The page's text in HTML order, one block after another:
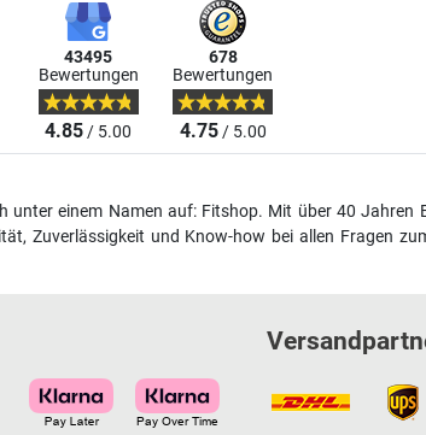
43495
Bewertungen
4.85/ 5.00
678
Bewertungen
4.75/ 5.00
einem Namen auf: Fitshop. Mit über 40
Zuverlässigkeit und Know-how bei allen Fragen